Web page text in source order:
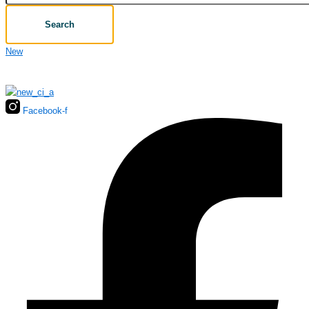
Search
New
Facebook-f